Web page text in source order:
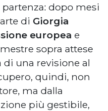
dopo mesi
di Giorgia
europea e
sopra attese
una revisione al
quindi, non
ma dalla
più gestibile,